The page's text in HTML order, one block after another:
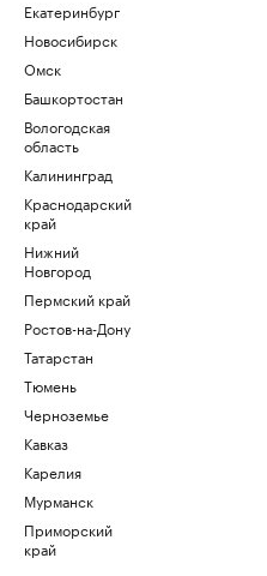
Екатеринбург
Новосибирск
Омск
Башкортостан
Вологодская
область
Калининград
Краснодарский
край
Нижний
Новгород
Пермский край
Ростов-на-Дону
Татарстан
Тюмень
Черноземье
Кавказ
Карелия
Мурманск
Приморский
край